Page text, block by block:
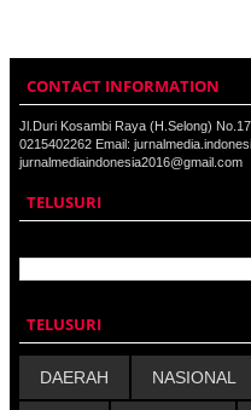
CONTACT INFORMATION
Jl.Duri Kosambi Raya (H.Selong)
0215402262 Email:
jurnalmediaindonesia2016@gmail.com
TELUSURI
TELUSURI
DAERAH NASIONAL